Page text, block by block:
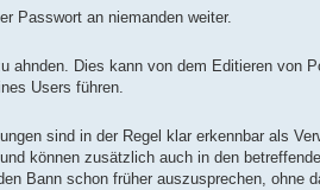
Passwort an niemanden weiter.
ahnden. Dies kann von dem Editieren von
Users führen.
sind in der Regel klar erkennbar als
können zusätzlich auch in den
Bann schon früher auszusprechen, ohne